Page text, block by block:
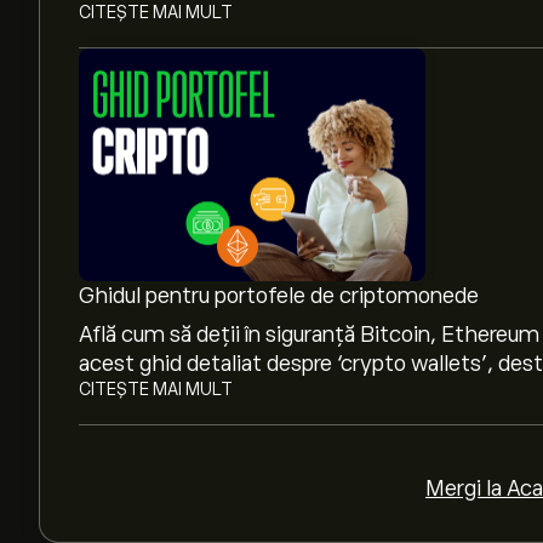
CITEȘTE MAI MULT
Ghidul pentru portofele de criptomonede
Află cum să deții în siguranță Bitcoin,
acest ghid detaliat despre ‘crypto wallets’,
CITEȘTE MAI MULT
Mergi la
Prețul actual pentru GOLDBTC este de 0.0668‎₿‎
Capitalizarea de piață a GOLDBTC este de
Maximul istoric al GOLDBTC este 0.3571‎₿‎
Selectează intervalul de timp „1D” sau „1W”